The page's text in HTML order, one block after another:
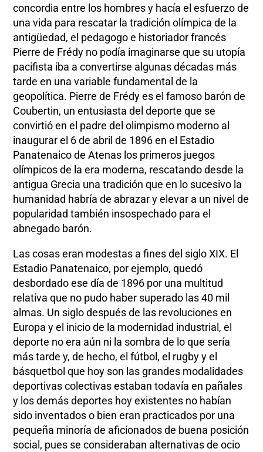
concordia entre los hombres y hacía el esfuerzo de
una vida para rescatar la tradición olímpica de la
antigüedad, el pedagogo e historiador francés
Pierre de Frédy no podía imaginarse que su utopía
pacifista iba a convertirse algunas décadas más
tarde en una variable fundamental de la
geopolítica. Pierre de Frédy es el famoso barón de
Coubertin, un entusiasta del deporte que se
convirtió en el padre del olimpismo moderno al
inaugurar el 6 de abril de 1896 en el Estadio
Panatenaico de Atenas los primeros juegos
olímpicos de la era moderna, rescatando desde la
antigua Grecia una tradición que en lo sucesivo la
humanidad habría de abrazar y elevar a un nivel de
popularidad también insospechado para el
abnegado barón.
Las cosas eran modestas a fines del siglo XIX. El
Estadio Panatenaico, por ejemplo, quedó
desbordado ese día de 1896 por una multitud
relativa que no pudo haber superado las 40 mil
almas. Un siglo después de las revoluciones en
Europa y el inicio de la modernidad industrial, el
deporte no era aún ni la sombra de lo que sería
más tarde y, de hecho, el fútbol, el rugby y el
básquetbol que hoy son las grandes modalidades
deportivas colectivas estaban todavía en pañales
y los demás deportes hoy existentes no habían
sido inventados o bien eran practicados por una
pequeña minoría de aficionados de buena posición
social, pues se consideraban alternativas de ocio